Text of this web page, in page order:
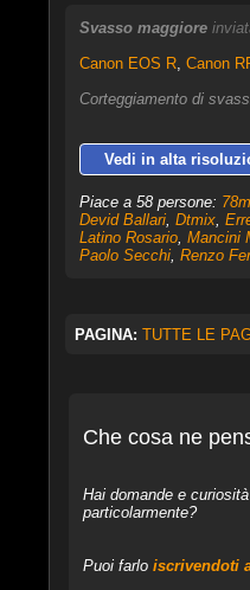
Svasso maggiore
Canon EOS R, Canon
Corteggiamento di
Vedi in alta
Piace a 58 persone:
Devid Ballari, Dtmix,
Latino Rosario, Mancini
Paolo Secchi, Renzo
PAGINA: TUTTE LE
Che cosa ne
Hai domande e
particolarmente?
Puoi farlo iscrivendoti